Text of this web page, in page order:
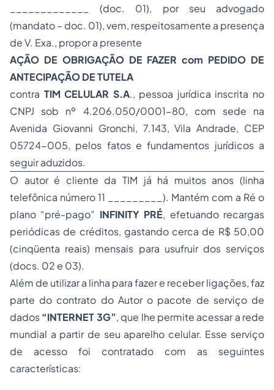
_____________ (doc. 01), por seu advogado
(mandato – doc. 01), vem, respeitosamente a presença
de V. Exa., propor a presente
AÇÃO DE OBRIGAÇÃO DE FAZER com PEDIDO DE
ANTECIPAÇÃO DE TUTELA
contra TIM CELULAR S.A., pessoa jurídica inscrita no
CNPJ sob nº 4.206.050/0001-80, com sede na
Avenida Giovanni Gronchi, 7.143, Vila Andrade, CEP
05724-005, pelos fatos e fundamentos jurídicos a
seguir aduzidos.
O autor é cliente da TIM já há muitos anos (linha
telefônica número 11 _________). Mantém com a Ré o
plano “pré-pago” INFINITY PRÉ, efetuando recargas
periódicas de créditos, gastando cerca de R$ 50,00
(cinqüenta reais) mensais para usufruir dos serviços
(docs. 02 e 03).
Além de utilizar a linha para fazer e receber ligações, faz
parte do contrato do Autor o pacote de serviço de
dados“INTERNET 3G”, que lhe permite acessar a rede
mundial a partir de seu aparelho celular. Esse serviço
de acesso foi contratado com as seguintes
características: